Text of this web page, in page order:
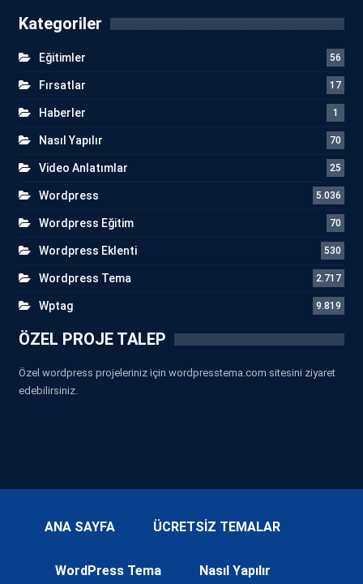
Kategoriler
Eğitimler 56
Fırsatlar 17
Haberler 1
Nasıl Yapılır 70
Video Anlatımlar 25
Wordpress 5.036
Wordpress Eğitim 70
Wordpress Eklenti 530
Wordpress Tema 2.717
Wptag 9.819
ÖZEL PROJE TALEP
Özel wordpress projeleriniz için wordpresstema.com sitesini ziyaret
edebilirsiniz.
ANA SAYFA ÜCRETSİZ TEMALAR
WordPress Tema Nasıl Yapılır